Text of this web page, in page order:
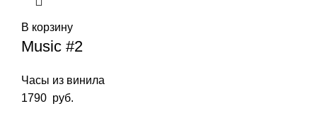
В корзину
Music #2
Часы из винила
1790 руб.